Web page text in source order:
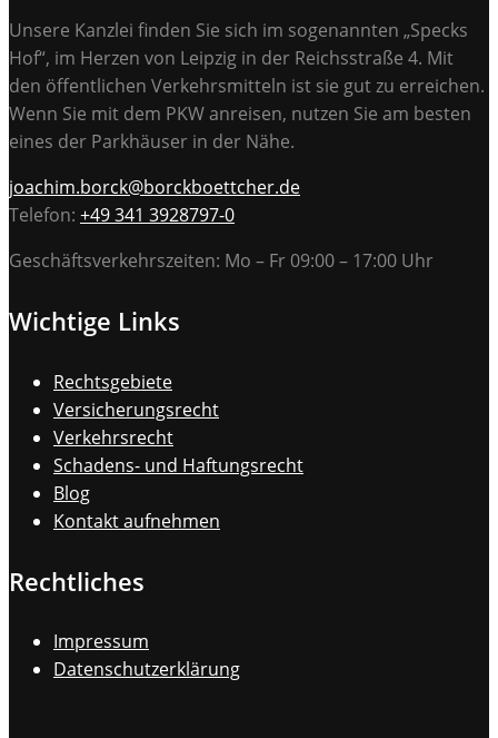
Unsere Kanzlei finden Sie sich im sogenannten „Specks
Hof“, im Herzen von Leipzig in der Reichsstraße 4. Mit
den öffentlichen Verkehrsmitteln ist sie gut zu erreichen.
Wenn Sie mit dem PKW anreisen, nutzen Sie am besten
eines der Parkhäuser in der Nähe.
joachim.borck@borckboettcher.de
Telefon: +49 341 3928797-0
Geschäftsverkehrszeiten: Mo – Fr 09:00 – 17:00 Uhr
Wichtige Links
Rechtsgebiete
Versicherungsrecht
Verkehrsrecht
Schadens- und Haftungsrecht
Blog
Kontakt aufnehmen
Rechtliches
Impressum
Datenschutzerklärung